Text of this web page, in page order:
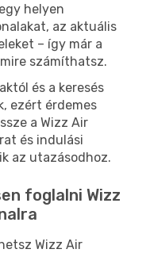
helyen
az aktuális
– így már a
számíthatsz.
és a keresés
ezért érdemes
a Wizz Air
és indulási
az utazásodhoz.
foglalni Wizz
Wizz Air